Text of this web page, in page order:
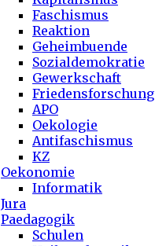
Faschismus
Reaktion
Geheimbuende
Sozialdemokratie
Gewerkschaft
Friedensforschung
APO
Oekologie
Antifaschismus
KZ
Oekonomie
Informatik
Jura
Paedagogik
Schulen